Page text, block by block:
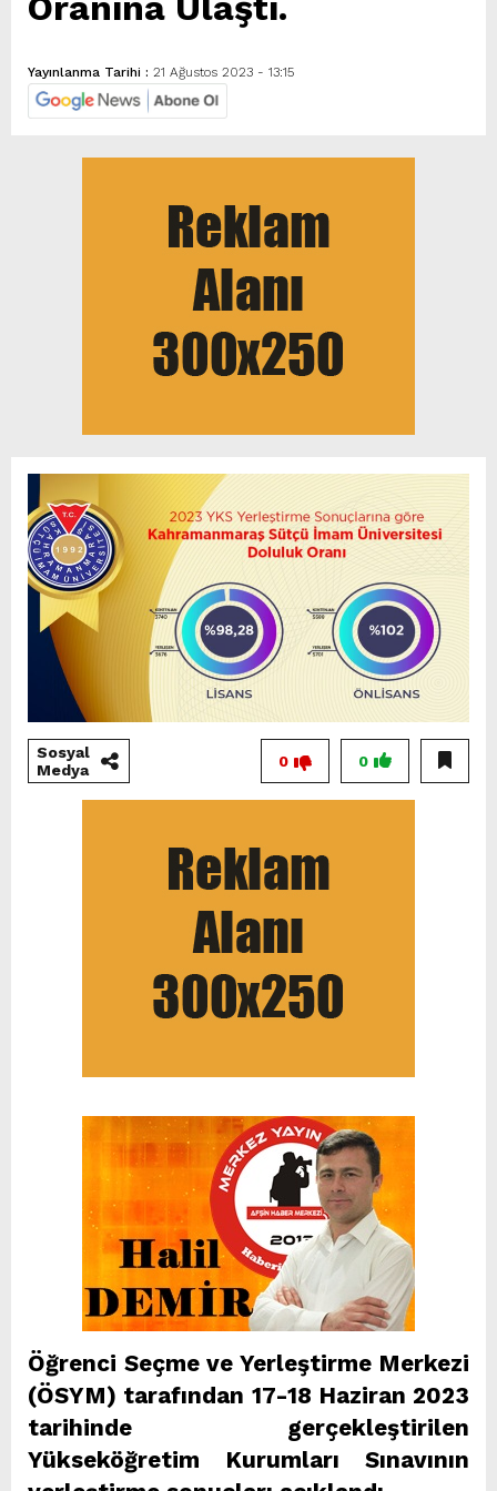
Yayınlanma Tarihi : 21 Ağustos 2023 - 13:15
Sosyal
Medya
0
0
Öğrenci Seçme ve Yerleştirme Merkezi
(ÖSYM) tarafından 17-18 Haziran 2023
tarihinde gerçekleştirilen
Yükseköğretim Kurumları Sınavının